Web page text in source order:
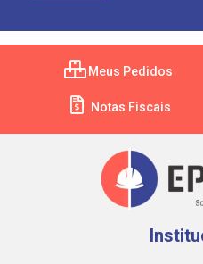
Meus Pedidos
Notas Fiscais